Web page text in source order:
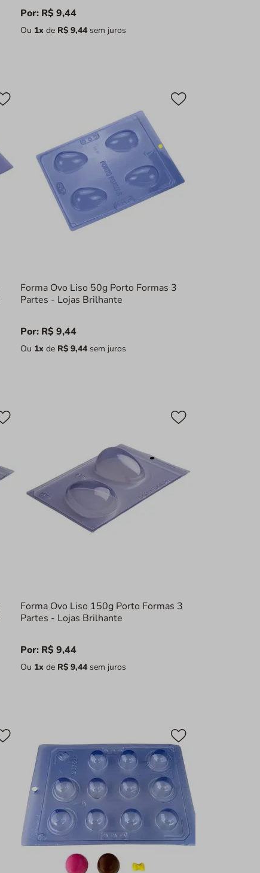
Por: R$9,44
Ou 1x de R$ 9,44sem juros
Forma Ovo Liso 50g Porto Formas 3
Partes - Lojas Brilhante
Por: R$9,44
Ou 1x de R$ 9,44sem juros
Forma Ovo Liso 150g Porto Formas 3
Partes - Lojas Brilhante
Por: R$9,44
Ou 1x de R$ 9,44sem juros